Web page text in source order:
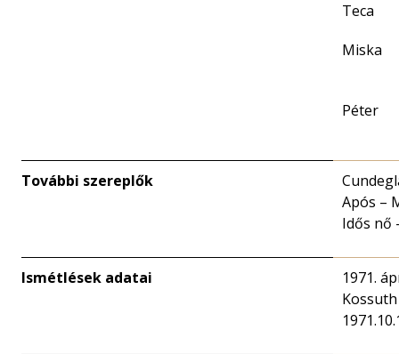
Teca
Miska
Péter
További szereplők
Após –
Idős nő
Ismétlések adatai
1971.